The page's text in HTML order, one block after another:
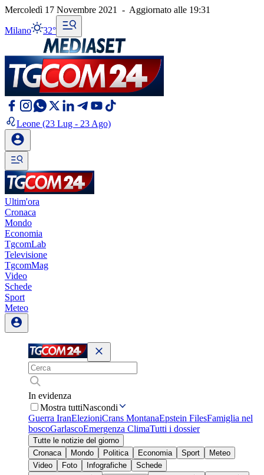
Mercoledì 17 Novembre 2021 - Aggiornato alle 19:31
Milano 32°
Leone (23 Lug - 23 Ago)
Ultim'ora
Cronaca
Mondo
Economia
TgcomLab
Televisione
TgcomMag
Video
Schede
Sport
Meteo
In evidenza
Mostra tuttiNascondi
Guerra IranElezioniCrans MontanaEpstein FilesFamiglia nel
boscoGarlascoEmergenza ClimaTutti i dossier
Tutte le notizie del giorno
Cronaca
Mondo Politica Economia Sport
Meteo
Video
Foto Infografiche
Schede